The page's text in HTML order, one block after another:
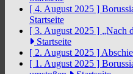
[ 4. August 2025 ]
Startseite
[ 3. August 2025 ] „Nach
Startseite
[ 2. August 2025 ]
[ 1. August 2025 ]